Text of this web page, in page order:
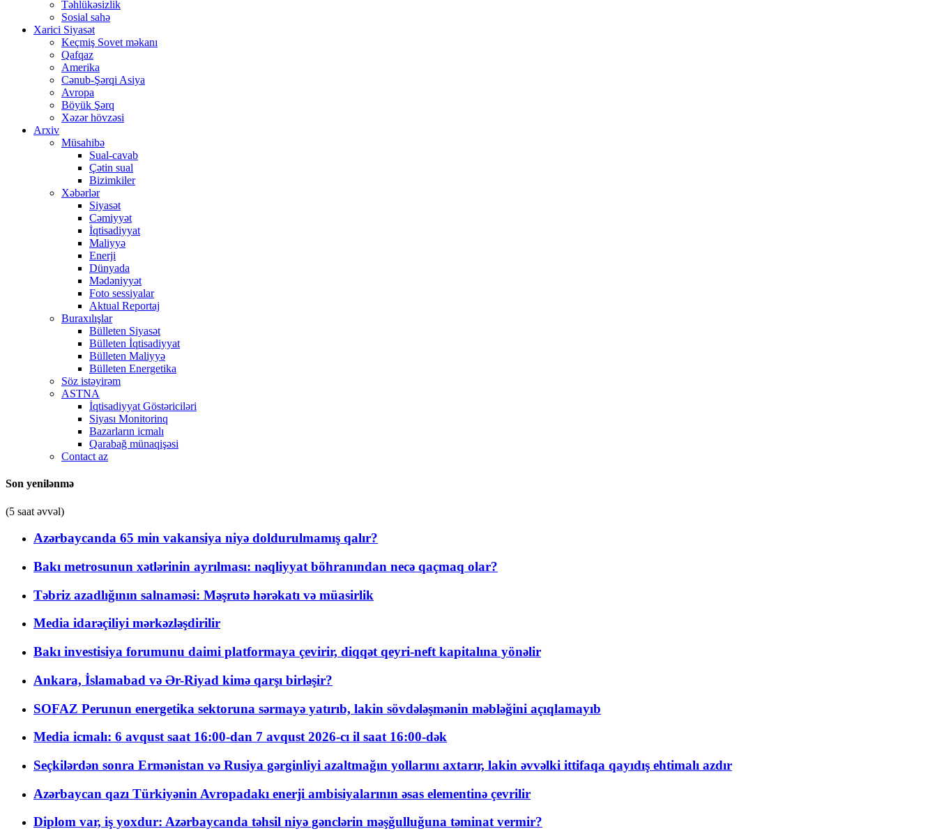
Təhlükəsizlik
Sosial sahə
Xarici Siyasət
Keçmiş Sovet məkanı
Qafqaz
Amerika
Cənub-Şərqi Asiya
Avropa
Böyük Şərq
Xəzər hövzəsi
Arxiv
Müsahibə
Sual-cavab
Çətin sual
Bizimkiler
Xəbərlər
Siyasət
Cəmiyyət
İqtisadiyyat
Maliyyə
Enerji
Dünyada
Mədəniyyət
Foto sessiyalar
Aktual Reportaj
Buraxılışlar
Bülleten Siyasət
Bülleten İqtisadiyyat
Bülleten Maliyyə
Bülleten Energetika
Söz istəyirəm
ASTNA
İqtisadiyyat Göstəriciləri
Siyası Monitorinq
Bazarların icmalı
Qarabağ münaqişəsi
Contact az
Son yenilənmə
(5 saat əvvəl)
Azərbaycanda 65 min vakansiya niyə doldurulmamış qalır?
Bakı metrosunun xətlərinin ayrılması: nəqliyyat böhranından necə qaçmaq olar?
Təbriz azadlığının salnaməsi: Məşrutə hərəkatı və müasirlik
Media idarəçiliyi mərkəzləşdirilir
Bakı investisiya forumunu daimi platformaya çevirir, diqqət qeyri-neft kapitalına yönəlir
Ankara, İslamabad və Ər-Riyad kimə qarşı birləşir?
SOFAZ Perunun energetika sektoruna sərmayə yatırıb, lakin sövdələşmənin məbləğini açıqlamayıb
Media icmalı: 6 avqust saat 16:00-dan 7 avqust 2026-cı il saat 16:00-dək
Seçkilərdən sonra Ermənistan və Rusiya gərginliyi azaltmağın yollarını axtarır, lakin əvvəlki ittifaqa qayıdış ehtimalı azdır
Azərbaycan qazı Türkiyənin Avropadakı enerji ambisiyalarının əsas elementinə çevrilir
Diplom var, iş yoxdur: Azərbaycanda təhsil niyə gənclərin məşğulluğuna təminat vermir?